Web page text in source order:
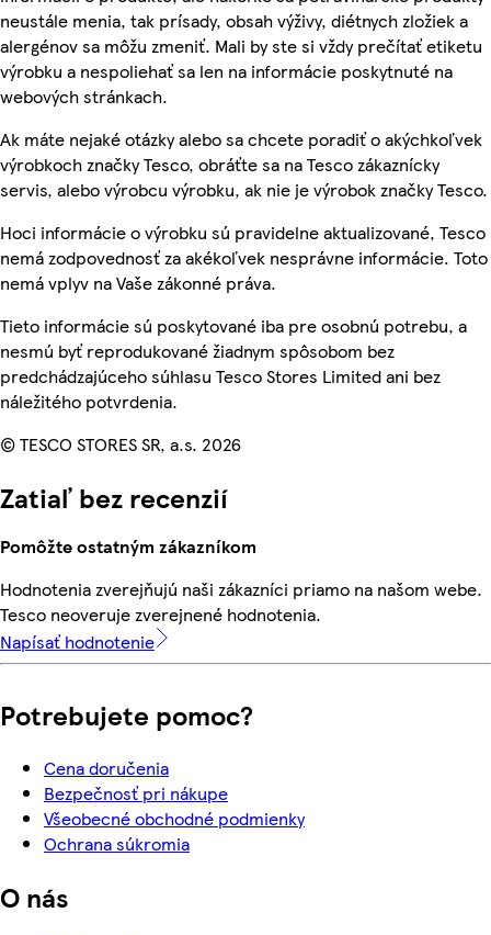
neustále menia, tak prísady, obsah výživy, diétnych zložiek a
alergénov sa môžu zmeniť. Mali by ste si vždy prečítať etiketu
výrobku a nespoliehať sa len na informácie poskytnuté na
webových stránkach.
Ak máte nejaké otázky alebo sa chcete poradiť o akýchkoľvek
výrobkoch značky Tesco, obráťte sa na Tesco zákaznícky
servis, alebo výrobcu výrobku, ak nie je výrobok značky Tesco.
Hoci informácie o výrobku sú pravidelne aktualizované, Tesco
nemá zodpovednosť za akékoľvek nesprávne informácie. Toto
nemá vplyv na Vaše zákonné práva.
Tieto informácie sú poskytované iba pre osobnú potrebu, a
nesmú byť reprodukované žiadnym spôsobom bez
predchádzajúceho súhlasu Tesco Stores Limited ani bez
náležitého potvrdenia.
© TESCO STORES SR, a.s. 2026
Zatiaľ bez recenzií
Pomôžte ostatným zákazníkom
Hodnotenia zverejňujú naši zákazníci priamo na našom webe.
Tesco neoveruje zverejnené hodnotenia.
Napísať hodnotenie
Potrebujete pomoc?
Cena doručenia
Bezpečnosť pri nákupe
Všeobecné obchodné podmienky
Ochrana súkromia
O nás